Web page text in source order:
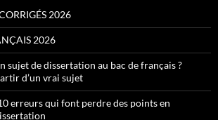
2026
2026
sujet de dissertation au bac de français ?
d’un vrai sujet
erreurs qui font perdre des points en